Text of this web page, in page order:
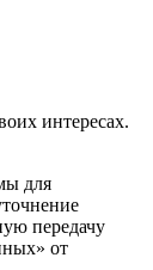
интересах.
для
передачу
от